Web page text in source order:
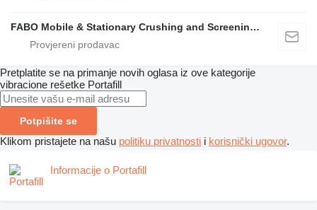
FABO Mobile & Stationary Crushing and Screening Plants | Concrete Batching Plants Manufacturer
Pretplatite se na primanje novih oglasa iz ove kategorije
vibracione rešetke Portafill
Potpišite se
Klikom pristajete na našu politiku privatnosti i korisnički ugovor.
Informacije o Portafill